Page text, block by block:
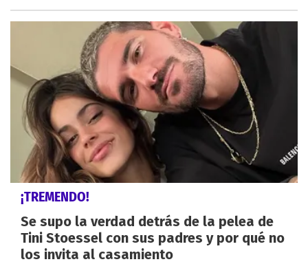
¡TREMENDO!
Se supo la verdad detrás de la pelea de
Tini Stoessel con sus padres y por qué no
los invita al casamiento